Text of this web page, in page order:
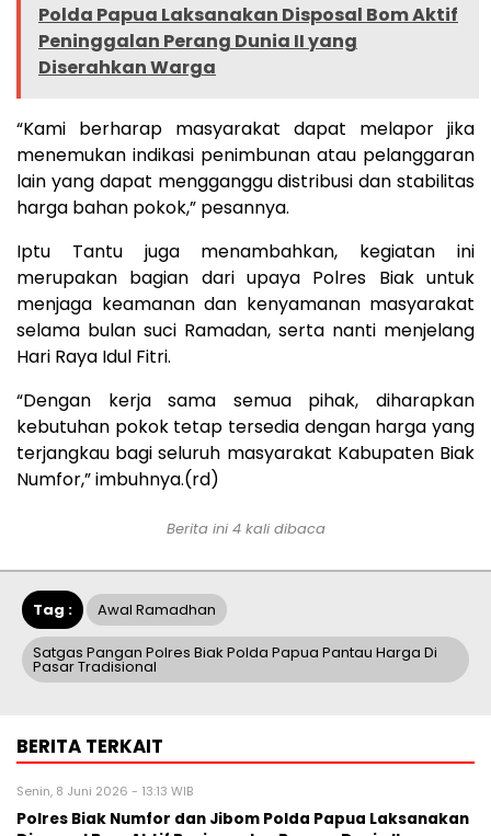
Polda Papua Laksanakan Disposal Bom Aktif
Peninggalan Perang Dunia II yang
Diserahkan Warga
“Kami berharap masyarakat dapat melapor jika
menemukan indikasi penimbunan atau pelanggaran
lain yang dapat mengganggu distribusi dan stabilitas
harga bahan pokok,” pesannya.
Iptu Tantu juga menambahkan, kegiatan ini
merupakan bagian dari upaya Polres Biak untuk
menjaga keamanan dan kenyamanan masyarakat
selama bulan suci Ramadan, serta nanti menjelang
Hari Raya Idul Fitri.
“Dengan kerja sama semua pihak, diharapkan
kebutuhan pokok tetap tersedia dengan harga yang
terjangkau bagi seluruh masyarakat Kabupaten Biak
Numfor,” imbuhnya.(rd)
Berita ini 4 kali dibaca
Tag : Awal Ramadhan
Satgas Pangan Polres Biak Polda Papua Pantau Harga Di
Pasar Tradisional
BERITA TERKAIT
Senin, 8 Juni 2026 - 13:13 WIB
Polres Biak Numfor dan Jibom Polda Papua Laksanakan